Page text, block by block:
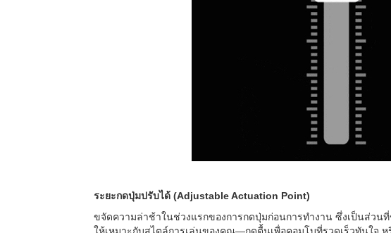
ระยะกดปุ่มปรับได้ (Adjustable Actuation Point)
ขจัดความล่าช้าในช่วงแรกของการกดปุ่มก่อนการทำงาน ซึ่งเป็นส่วน